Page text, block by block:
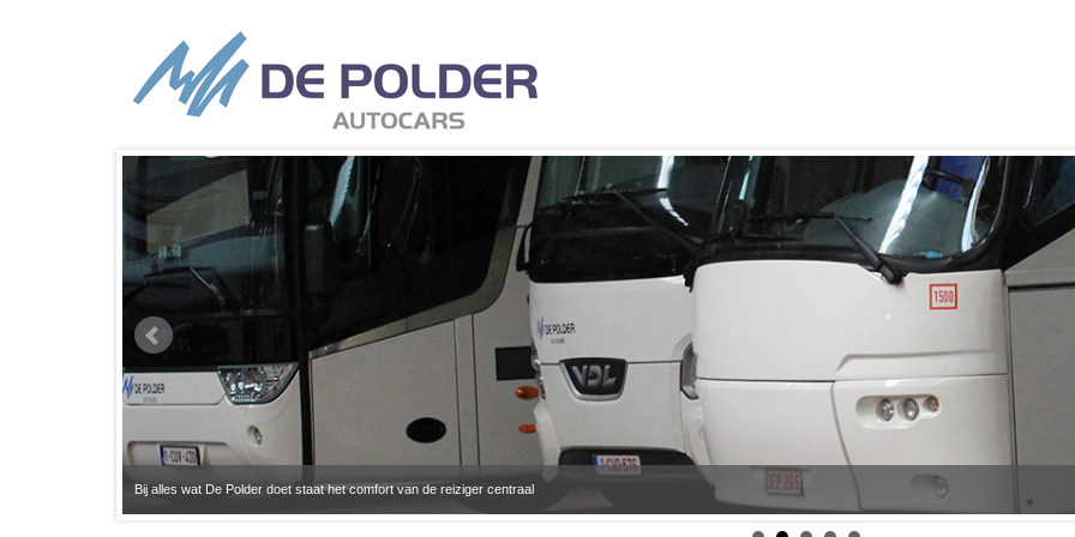
Bij alles wat De Polder doet staat het comfort van de reiziger centraal